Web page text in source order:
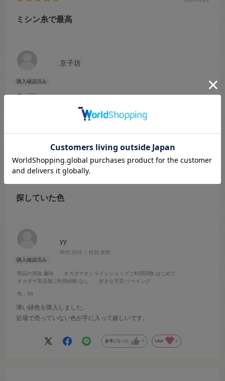
京子坊
色：221
ミシン糸で最高
糸の色もいいし、きちんと縫いやすい。
yy
年代:20代 性別:女性
商品の用途:趣味 オカダヤオンラインショップご利用回数:はじめて
オカダヤ実店舗ご利用経験:なし 好きな手芸:ソーイング
色：50
探していた色
薄い緑色を購入しました。
近場で売っていない色が手に入って嬉しいです。
参考になった 0 Like! 2